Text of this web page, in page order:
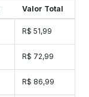
Valor Total
R$ 51,99
R$ 72,99
R$ 86,99